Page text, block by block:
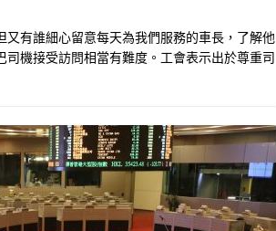
有誰細心留意每天為我們服務的車長，了解他
機接受訪問相當有難度。工會表示出於尊重司